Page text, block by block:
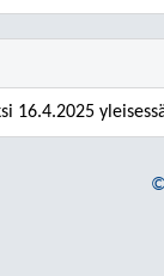
16.4.2025